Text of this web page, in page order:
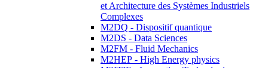
et Architecture des Systèmes Industriels
Complexes
M2DQ - Dispositif quantique
M2DS - Data Sciences
M2FM - Fluid Mechanics
M2HEP - High Energy physics